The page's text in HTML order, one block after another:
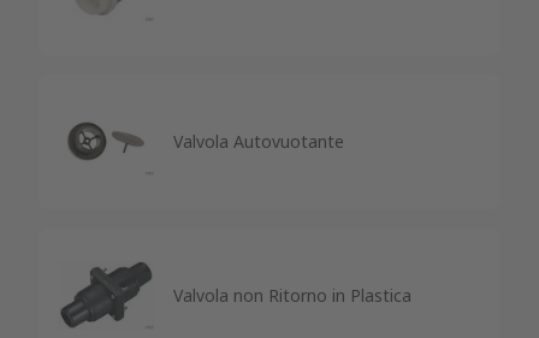
Valvola Autovuotante
Valvola non Ritorno in Plastica